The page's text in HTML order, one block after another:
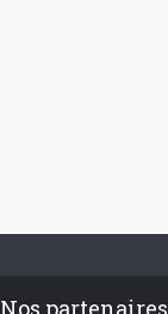
Nos partenaires